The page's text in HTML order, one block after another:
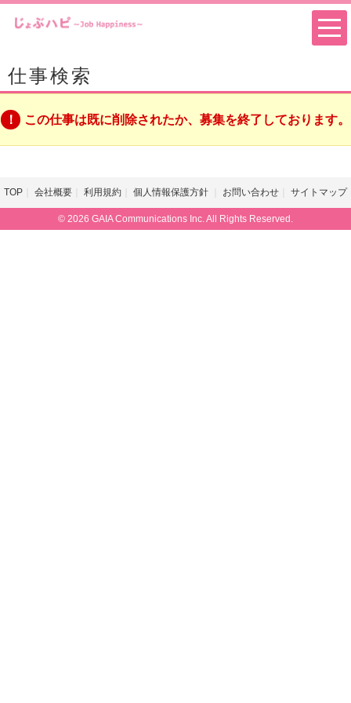
仕事検索
この仕事は既に削除されたか、募集を終了しております。
TOP 会社概要 利用規約 個人情報保護方針 お問い合わせ サイトマップ
© 2026 GAIA Communications Inc. All Rights Reserved.